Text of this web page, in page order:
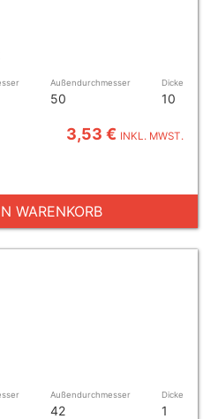
Außendurchmesser
50
Dicke
10
3,53 € INKL. MWST.
WARENKORB
Außendurchmesser
42
Dicke
1